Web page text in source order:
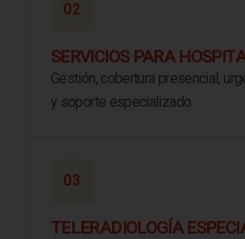
02
SERVICIOS PARA
Gestión, cobertura presencial,
y soporte especializado.
03
TELERADIOLOGÍA